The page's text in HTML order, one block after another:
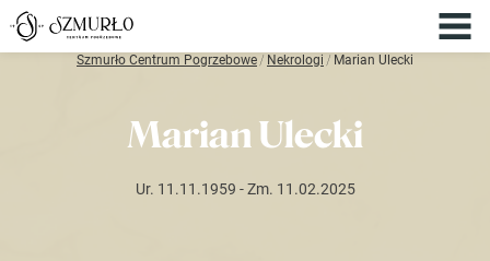
Szmurło Centrum Pogrzebowe / Nekrologi / Marian Ulecki
Marian Ulecki
Ur. 11.11.1959 - Zm. 11.02.2025